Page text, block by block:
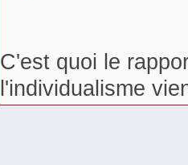
C'est quoi le
l'individualisme